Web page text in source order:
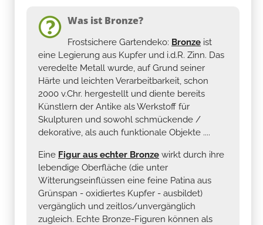
Was ist Bronze?
Frostsichere Gartendeko: Bronze ist
eine Legierung aus Kupfer und i.d.R. Zinn. Das
veredelte Metall wurde, auf Grund seiner
Härte und leichten Verarbeitbarkeit, schon
2000 v.Chr. hergestellt und diente bereits
Künstlern der Antike als Werkstoff für
Skulpturen und sowohl schmückende /
dekorative, als auch funktionale Objekte ....
Eine Figur aus echter Bronze wirkt durch ihre
lebendige Oberfläche (die unter
Witterungseinflüssen eine feine Patina aus
Grünspan - oxidiertes Kupfer - ausbildet)
vergänglich und zeitlos/unvergänglich
zugleich. Echte Bronze-Figuren können als